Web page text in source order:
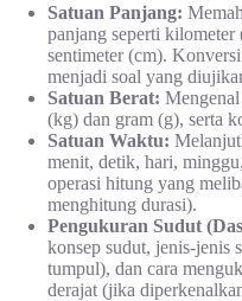
Satuan Panjang:
panjang seperti kilometer
sentimeter (cm).
menjadi soal yang
Satuan Berat:
(kg) dan gram (g), serta
Satuan Waktu:
menit, detik, hari,
operasi hitung yang
menghitung durasi).
Pengukuran Sudut
konsep sudut, jenis-jenis
tumpul), dan cara
derajat (jika